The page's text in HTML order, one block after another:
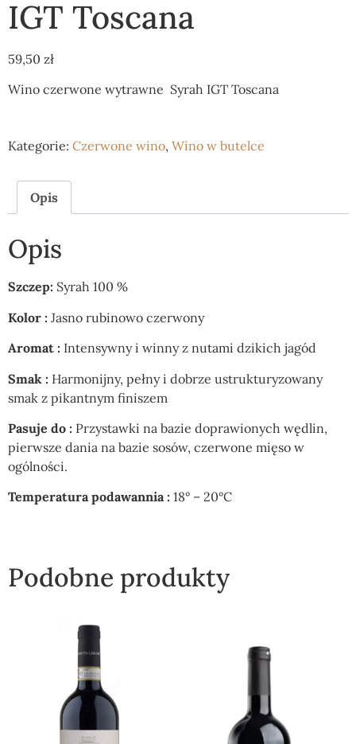
IGT Toscana
59,50 zł
Wino czerwone wytrawne Syrah IGT Toscana
Kategorie: Czerwone wino, Wino w butelce
Opis
Opis
Szczep: Syrah 100 %
Kolor : Jasno rubinowo czerwony
Aromat : Intensywny i winny z nutami dzikich jagód
Smak : Harmonijny, pełny i dobrze ustrukturyzowany
smak z pikantnym finiszem
Pasuje do : Przystawki na bazie doprawionych wędlin,
pierwsze dania na bazie sosów, czerwone mięso w
ogólności.
Temperatura podawannia : 18° – 20°C
Podobne produkty